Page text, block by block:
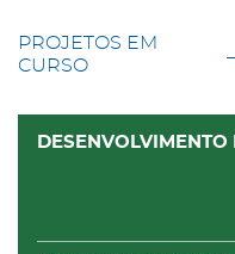
PROJETOS EM
CURSO
DESENVOLVIMENTO